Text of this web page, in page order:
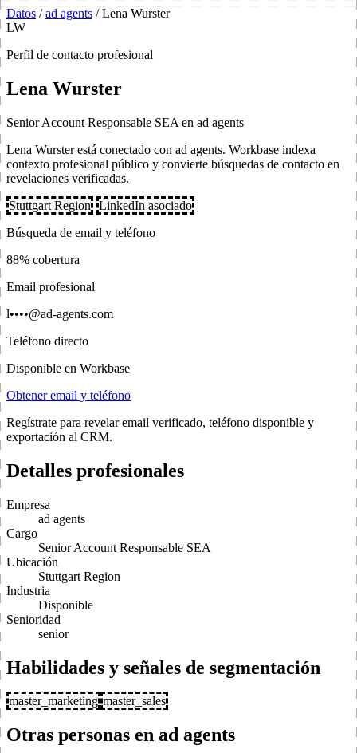
Datos / ad agents / Lena Wurster
LW
Perfil de contacto profesional
Lena Wurster
Senior Account Responsable SEA en ad agents
Lena Wurster está conectado con ad agents. Workbase indexa
contexto profesional público y convierte búsquedas de contacto en
revelaciones verificadas.
Stuttgart Region
LinkedIn asociado
Búsqueda de email y teléfono
88% cobertura
Email profesional
l••••@ad-agents.com
Teléfono directo
Disponible en Workbase
Obtener email y teléfono
Regístrate para revelar email verificado, teléfono disponible y
exportación al CRM.
Detalles profesionales
Empresa
ad agents
Cargo
Senior Account Responsable SEA
Ubicación
Stuttgart Region
Industria
Disponible
Senioridad
senior
Habilidades y señales de segmentación
master_marketing master_sales
Otras personas en ad agents